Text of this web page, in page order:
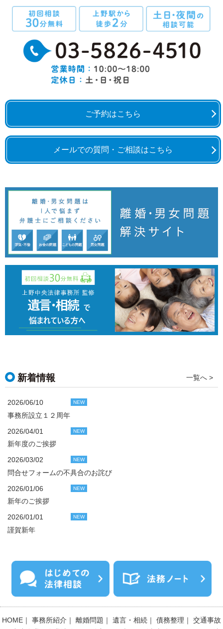
ご予約はこちら
メールでの質問・ご相談はこちら
新着情報 一覧へ >
2026/06/10 NEW
事務所設立１２周年
2026/04/01 NEW
新年度のご挨拶
2026/03/02 NEW
問合せフォームの不具合のお詫び
2026/01/06 NEW
新年のご挨拶
2026/01/01 NEW
謹賀新年
HOME ｜ 事務所紹介 ｜ 離婚問題 ｜ 遺言・相続 ｜ 債務整理 ｜
交通事故